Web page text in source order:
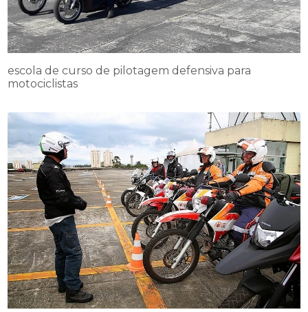
escola de curso de pilotagem defensiva para
motociclistas